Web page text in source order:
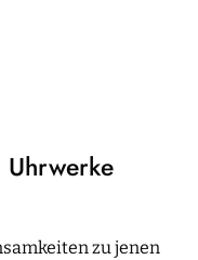
zu jenen